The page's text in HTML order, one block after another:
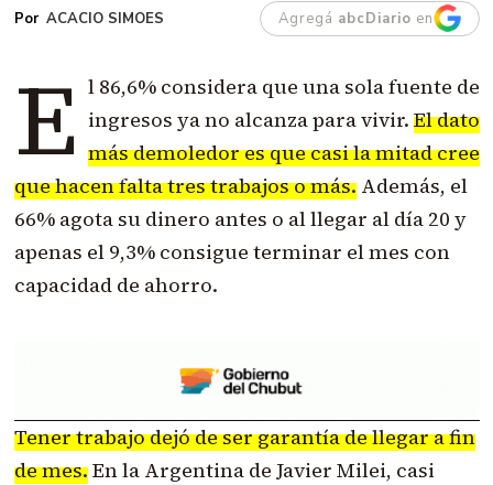
ACACIO SIMOES Agregá abcDiario en
E l 86,6% considera que una sola fuente de
ingresos ya no alcanza para vivir. El dato
más demoledor es que casi la mitad cree
que hacen falta tres trabajos o más.Además, el
66% agota su dinero antes o al llegar al día 20 y
apenas el 9,3% consigue terminar el mes con
capacidad de ahorro.
Tener trabajo dejó de ser garantía de llegar a fin
de mes.En la Argentina de Javier Milei, casi